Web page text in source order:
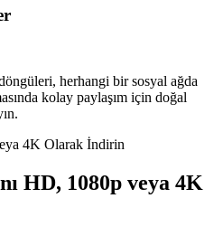
herhangi bir sosyal ağda
kolay paylaşım için doğal
HD, 1080p veya 4K